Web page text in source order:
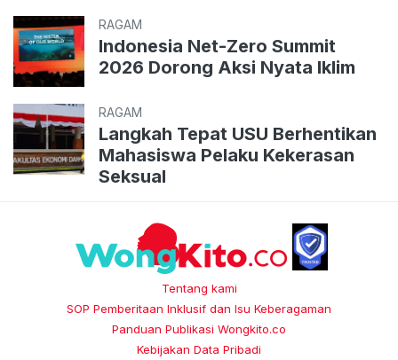
RAGAM
Indonesia Net-Zero Summit
2026 Dorong Aksi Nyata Iklim
RAGAM
Langkah Tepat USU Berhentikan
Mahasiswa Pelaku Kekerasan
Seksual
Tentang kami
SOP Pemberitaan Inklusif dan Isu Keberagaman
Panduan Publikasi Wongkito.co
Kebijakan Data Pribadi